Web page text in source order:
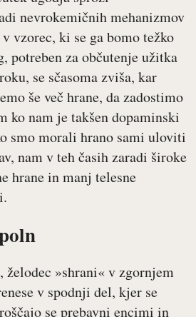
nevrokemičnih mehanizmov
vzorec, ki se ga bomo težko
potreben za občutenje užitka
se sčasoma zviša, kar
še več hrane, da zadostimo
ko nam je takšen dopaminski
smo morali hrano sami uloviti
nam v teh časih zaradi široke
hrane in manj telesne
»shrani« v zgornjem
v spodnji del, kjer se
se prebavni encimi in